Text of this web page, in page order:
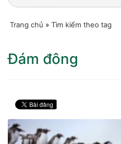
Trang chủ » Tìm kiếm theo tag
Đám đông